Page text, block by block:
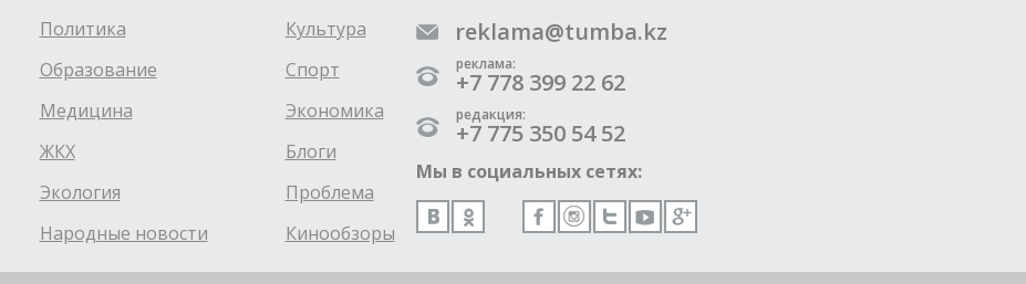
Политика
Образование
Медицина
ЖКХ
Экология
Народные новости
Культура
Спорт
Экономика
Блоги
Проблема
Кинообзоры
reklama@tumba.kz
реклама:
+7 778 399 22 62
редакция:
+7 775 350 54 52
Мы в социальных сетях: